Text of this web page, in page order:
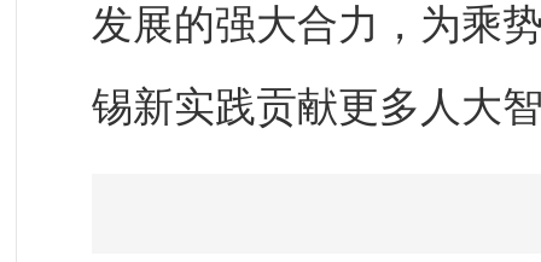
发展的强大合力，为乘
锡新实践贡献更多人大